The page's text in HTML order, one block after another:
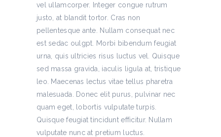
vel ullamcorper. Integer congue rutrum
justo, at blandit tortor. Cras non
pellentesque ante. Nullam consequat nec
est sedac oulgpt. Morbi bibendum feugiat
urna, quis ultricies risus luctus vel. Quisque
sed massa gravida, iaculis ligula at, tristique
leo. Maecenas lectus vitae tellus pharetra
malesuada. Donec elit purus, pulvinar nec
quam eget, lobortis vulputate turpis.
Quisque feugiat tincidunt efficitur. Nullam
vulputate nunc at pretium luctus.